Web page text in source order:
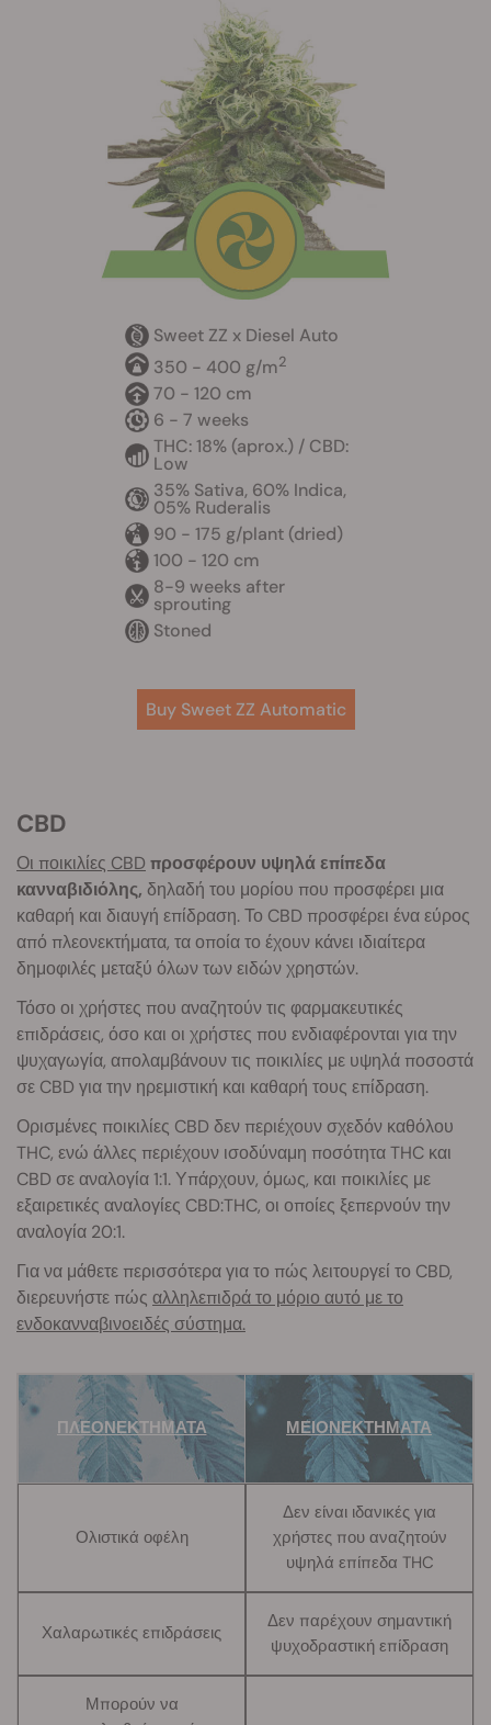
Sweet ZZ x Diesel Auto
350 - 400 g/m2
70 - 120 cm
6 - 7 weeks
THC: 18% (aprox.) / CBD:
Low
35% Sativa, 60% Indica,
05% Ruderalis
90 - 175 g/plant (dried)
100 - 120 cm
8-9 weeks after
sprouting
Stoned
Buy Sweet ZZ Automatic
CBD
Οι ποικιλίες CBD προσφέρουν υψηλά επίπεδα
κανναβιδιόλης, δηλαδή του μορίου που προσφέρει μια
καθαρή και διαυγή επίδραση. Το CBD προσφέρει ένα εύρος
από πλεονεκτήματα, τα οποία το έχουν κάνει ιδιαίτερα
δημοφιλές μεταξύ όλων των ειδών χρηστών.
Τόσο οι χρήστες που αναζητούν τις φαρμακευτικές
επιδράσεις, όσο και οι χρήστες που ενδιαφέρονται για την
ψυχαγωγία, απολαμβάνουν τις ποικιλίες με υψηλά ποσοστά
σε CBD για την ηρεμιστική και καθαρή τους επίδραση.
Ορισμένες ποικιλίες CBD δεν περιέχουν σχεδόν καθόλου
THC, ενώ άλλες περιέχουν ισοδύναμη ποσότητα THC και
CBD σε αναλογία 1:1. Υπάρχουν, όμως, και ποικιλίες με
εξαιρετικές αναλογίες CBD:THC, οι οποίες ξεπερνούν την
αναλογία 20:1.
Για να μάθετε περισσότερα για το πώς λειτουργεί το CBD,
διερευνήστε πώς αλληλεπιδρά το μόριο αυτό με το
ενδοκανναβινοειδές σύστημα.
ΠΛΕΟΝΕΚΤΗΜΑΤΑ ΜΕΙΟΝΕΚΤΗΜΑΤΑ
Ολιστικά οφέλη
Δεν είναι ιδανικές για
χρήστες που αναζητούν
υψηλά επίπεδα THC
Χαλαρωτικές επιδράσεις
Δεν παρέχουν σημαντική
ψυχοδραστική επίδραση
Μπορούν να